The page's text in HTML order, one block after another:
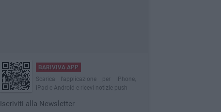
BARIVIVA APP
Scarica l'applicazione per iPhone,
iPad e Android e ricevi notizie push
Iscriviti alla Newsletter